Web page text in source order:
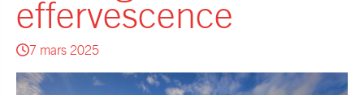
effervescence
7 mars 2025